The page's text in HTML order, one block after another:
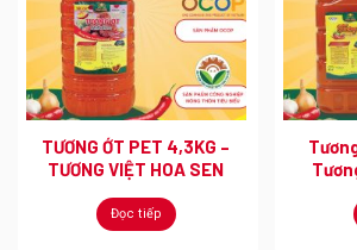
TƯƠNG ỚT PET 4,3KG –
TƯƠNG VIỆT HOA SEN
Đọc tiếp